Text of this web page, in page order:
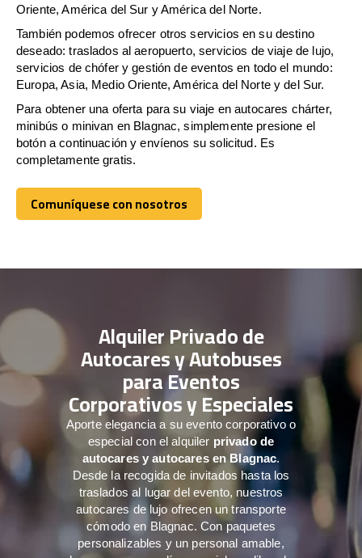
Oriente, América del Sur y América del Norte.
También podemos ofrecer otros servicios en su destino
deseado: traslados al aeropuerto, servicios de viaje de lujo,
servicios de chófer y gestión de eventos en todo el mundo:
Europa, Asia, Medio Oriente, América del Norte y del Sur.
Para obtener una oferta para su viaje en autocares chárter,
minibús o minivan en Blagnac, simplemente presione el
botón a continuación y envíenos su solicitud. Es
completamente gratis.
Comuníquese con nosotros
Comuníquese con nosotros
Alquiler Privado de
Autocares y Autobuses
para Eventos
Corporativos y Especiales
Aporte elegancia a su evento corporativo o
especial con el alquiler privado de
autocares y autocares en Blagnac.
Desde la recogida de invitados hasta los
traslados al lugar del evento, nuestros
autocares de lujo ofrecen un transporte
cómodo en Blagnac. Con paquetes
personalizables y un personal amable,